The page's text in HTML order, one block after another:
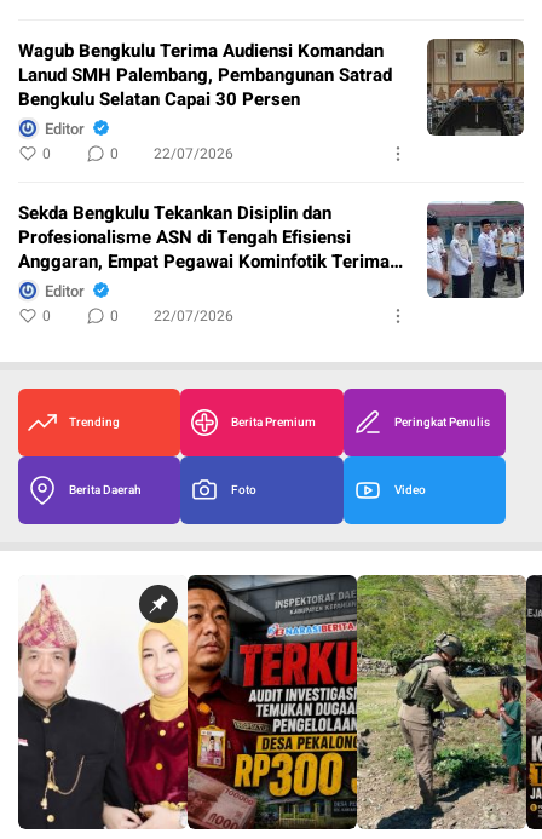
Wagub Bengkulu Terima Audiensi Komandan
Lanud SMH Palembang, Pembangunan Satrad
Bengkulu Selatan Capai 30 Persen
Editor
0 0 22/07/2026
Sekda Bengkulu Tekankan Disiplin dan
Profesionalisme ASN di Tengah Efisiensi
Anggaran, Empat Pegawai Kominfotik Terima
Penghargaan
Editor
0 0 22/07/2026
Trending Berita Premium Peringkat Penulis
Berita Daerah Foto Video